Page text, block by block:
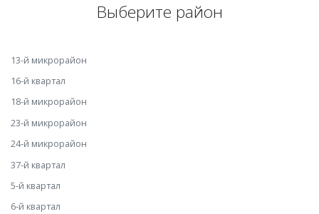
Выберите район
13-й микрорайон
16-й квартал
18-й микрорайон
23-й микрорайон
24-й микрорайон
37-й квартал
5-й квартал
6-й квартал